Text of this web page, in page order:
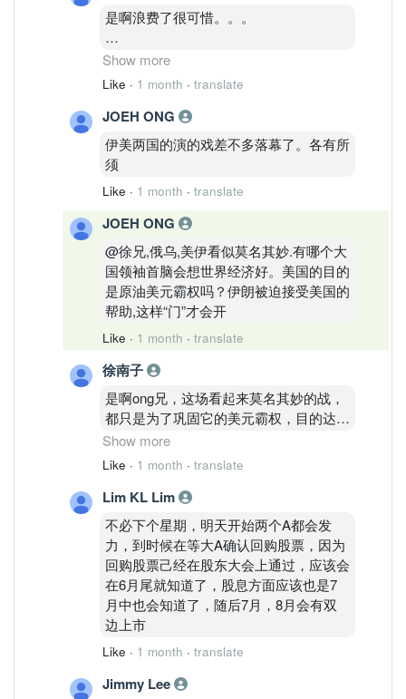
但是就特朗普的立场而言，他绝对不会希望
再打仗，因为他的目的已经达到了，也就是
巩固原油美元霸权，打压金价再拉升金价等
这一切都是这场大众看起来莫名其妙的战争
的真实目的
是啊浪费了很可惜。。。
油价新低是一点，同时瑞士政府也确认了
美国伊朗签署地点就在瑞士某一个度假
的，地点都确认了
同时美军维持了两个月的针对伊朗的海上
封锁也解除了
多项重磅利好啊可惜假期
可惜啊
Show more
Like · 1 month · translate
JOEH ONG
伊美两国的演的戏差不多落幕了。各有所
须
Like · 1 month · translate
JOEH ONG
@徐兄,俄乌,美伊看似莫名其妙.有哪个大
国领袖首脑会想世界经济好。美国的目的
是原油美元霸权吗？伊朗被迫接受美国的
帮助,这样“门”才会开
Like · 1 month · translate
徐南子
是啊ong兄，这场看起来莫名其妙的战，
都只是为了巩固它的美元霸权，目的达到
了，也就休战了
不回到原始社会不罢休
达到目的了，又是筹3000亿美元帮助伊
朗，又允许伊朗保留稀释铀和基本核设施
等等
现在就等星期五签署备忘录，然后下星期
看两个A的表演
Show more
Like · 1 month · translate
Lim KL Lim
不必下个星期，明天开始两个A都会发
力，到时候在等大A确认回购股票，因为
回购股票己经在股东大会上通过，应该会
在6月尾就知道了，股息方面应该也是7
月中也会知道了，随后7月，8月会有双
边上市
Like · 1 month · translate
Jimmy Lee